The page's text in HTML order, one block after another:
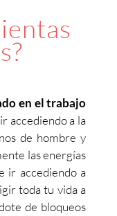
en el trabajo
accediendo a la
de hombre y
las energías
ir accediendo a
toda tu vida a
de bloqueos